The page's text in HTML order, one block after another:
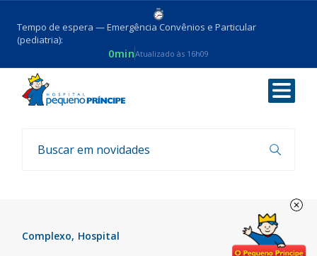
Tempo de espera — Emergência Convênios e Particular
(pediatria):
0minAtualizado às 16h09
Voltar
Notícias
Complexo Hospital